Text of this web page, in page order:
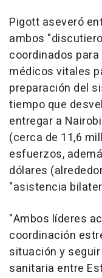
Pigott aseveró
ambos
coordinados
médicos vitales
preparación del
tiempo que
entregar a
(cerca de 11,6
esfuerzos,
dólares
"asistencia
"Ambos líderes
coordinación
situación y
sanitaria entre